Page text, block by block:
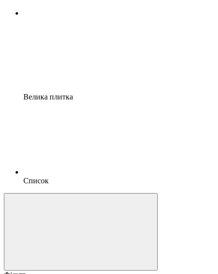
Велика плитка
Список